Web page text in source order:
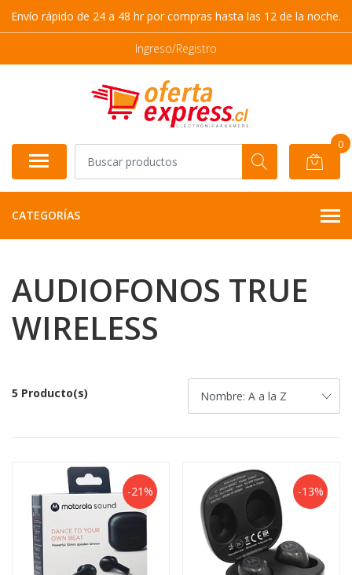
Envío rápido de 24 a 48 hr por compras hasta las 12 de la noche.
Ingreso/Registro
0
CATEGORÍAS
AUDIOFONOS TRUE
WIRELESS
5 Producto(s)
-21% -13%